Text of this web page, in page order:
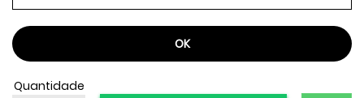
Quantidade